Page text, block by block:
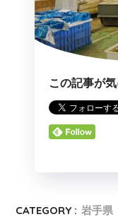
この記事が
CATEGORY : 岩手県